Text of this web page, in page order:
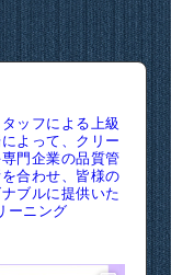
ッフによる上級
よって、クリー
門企業の品質管
合わせ、皆様の
ブルに提供いた
ーニング